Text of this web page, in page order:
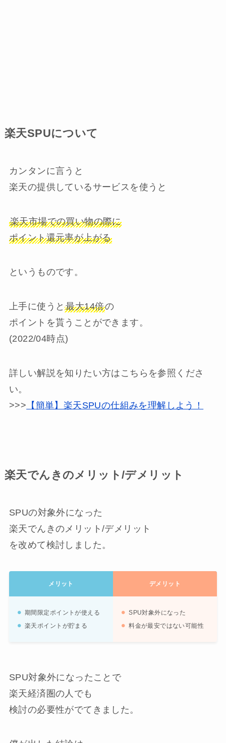
楽天SPUについて
カンタンに言うと
楽天の提供しているサービスを使うと
楽天市場での買い物の際に
ポイント還元率が上がる
というものです。
上手に使うと最大14倍の
ポイントを貰うことができます。
(2022/04時点)
詳しい解説を知りたい方はこちらを参照くださ
い。
>>> 【簡単】楽天SPUの仕組みを理解しよう！
楽天でんきのメリット/デメリット
SPUの対象外になった
楽天でんきのメリット/デメリット
を改めて検討しました。
メリット デメリット
期間限定ポイントが使える
楽天ポイントが貯まる
SPU対象外になった
料金が最安ではない可能性
SPU対象外になったことで
楽天経済圏の人でも
検討の必要性がでてきました。